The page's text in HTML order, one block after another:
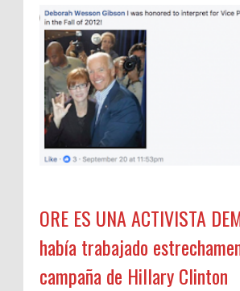
ORE ES UNA ACTIVISTA
había trabajado
campaña de Hillary Clinton